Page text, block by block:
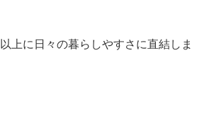
上に日々の暮らしやすさに直結しま